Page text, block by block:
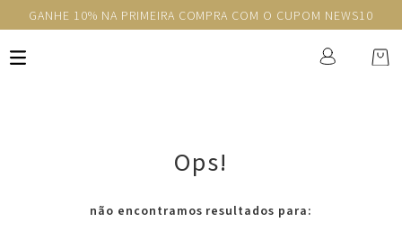
GANHE 10% NA PRIMEIRA COMPRA COM O CUPOM NEWS10
Ops!
não encontramos resultados para: